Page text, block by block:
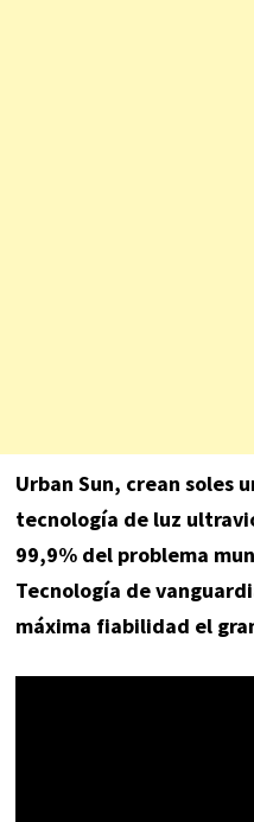
Urban Sun, crean soles
tecnología de luz
99,9% del problema
Tecnología de
máxima fiabilidad el